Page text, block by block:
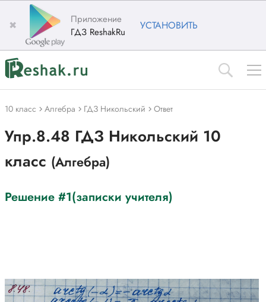
✖
Приложение
ГДЗ ReshakRu
УСТАНОВИТЬ
10 класс Алгебра ГДЗ Никольский Ответ
Упр.8.48 ГДЗ Никольский 10
класс (Алгебра)
Решение #1(записки учителя)